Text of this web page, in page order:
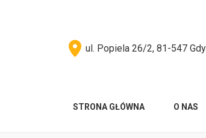
ul. Popiela 26/2, 81-547
STRONA GŁÓWNA O NAS